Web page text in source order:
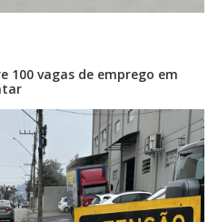
100 vagas de emprego em